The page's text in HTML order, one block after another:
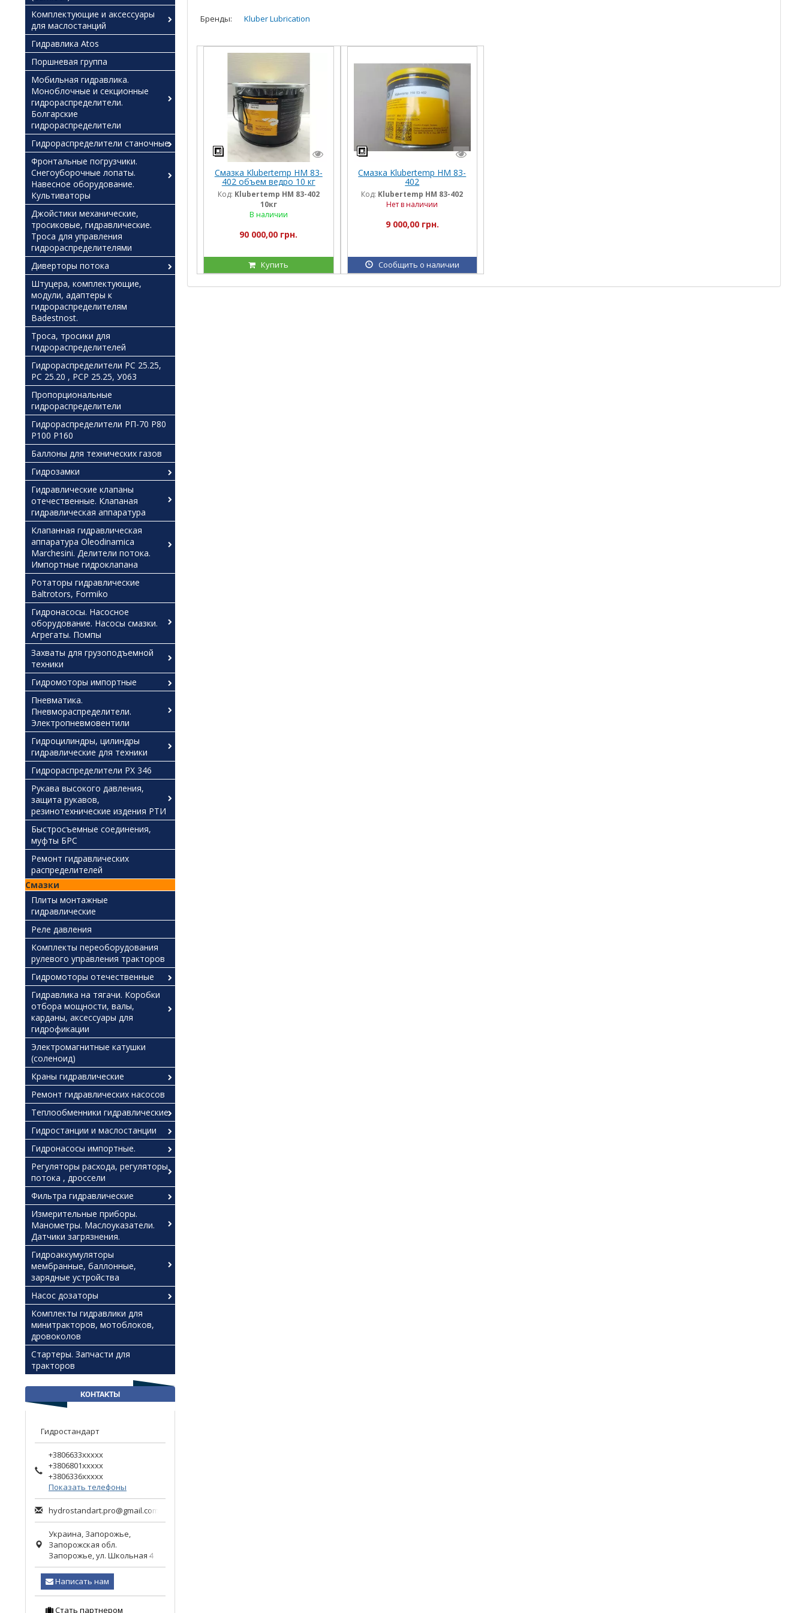
Бренды: Kluber Lubrication
Смазка Klubertemp HM 83-
402 объем ведро 10 кг
Код: Klubertemp HM 83-402
10кг
В наличии
90 000,00 грн.
Купить
Смазка Klubertemp HM 83-
402
Код: Klubertemp HM 83-402
Нет в наличии
9 000,00 грн.
Сообщить о наличии
Комплектующие и аксессуары
для маслостанций
Гидравлика Atos
Поршневая группа
Мобильная гидравлика.
Моноблочные и секционные
гидрораспределители.
Болгарские
гидрораспределители
Гидрораспределители станочные
Фронтальные погрузчики.
Снегоуборочные лопаты.
Навесное оборудование.
Культиваторы
Джойстики механические,
тросиковые, гидравлические.
Троса для управления
гидрораспределителями
Диверторы потока
Штуцера, комплектующие,
модули, адаптеры к
гидрораспределителям
Badestnost.
Троса, тросики для
гидрораспределителей
Гидрораспределители РС 25.25,
РС 25.20 , РСР 25.25, У063
Пропорциональные
гидрораспределители
Гидрораспределители РП-70 Р80
Р100 Р160
Баллоны для технических газов
Гидрозамки
Гидравлические клапаны
отечественные. Клапаная
гидравлическая аппаратура
Клапанная гидравлическая
аппаратура Oleodinamica
Marchesini. Делители потока.
Импортные гидроклапана
Ротаторы гидравлические
Baltrotors, Formiko
Гидронасосы. Насосное
оборудование. Насосы смазки.
Агрегаты. Помпы
Захваты для грузоподъемной
техники
Гидромоторы импортные
Пневматика.
Пневмораспределители.
Электропневмовентили
Гидроцилиндры, цилиндры
гидравлические для техники
Гидрораспределители РХ 346
Рукава высокого давления,
защита рукавов,
резинотехнические издения РТИ
Быстросъемные соединения,
муфты БРС
Ремонт гидравлических
распределителей
Смазки
Плиты монтажные
гидравлические
Реле давления
Комплекты переоборудования
рулевого управления тракторов
Гидромоторы отечественные
Гидравлика на тягачи. Коробки
отбора мощности, валы,
карданы, аксессуары для
гидрофикации
Электромагнитные катушки
(соленоид)
Краны гидравлические
Ремонт гидравлических насосов
Теплообменники гидравлические
Гидростанции и маслостанции
Гидронасосы импортные.
Регуляторы расхода, регуляторы
потока , дроссели
Фильтра гидравлические
Измерительные приборы.
Манометры. Маслоуказатели.
Датчики загрязнения.
Гидроаккумуляторы
мембранные, баллонные,
зарядные устройства
Насос дозаторы
Комплекты гидравлики для
минитракторов, мотоблоков,
дровоколов
Стартеры. Запчасти для
тракторов
КОНТАКТЫ
Гидростандарт
+3806633xxxxx
+3806801xxxxx
+3806336xxxxx
Показать телефоны
hydrostandart.pro@gmail.com
Украина, Запорожье,
Запорожская обл.
Запорожье, ул. Школьная 4
Написать нам
Стать партнером